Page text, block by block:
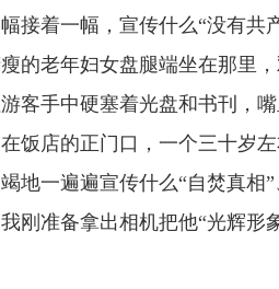
接着一幅，宣传什么“没有共
的老年妇女盘腿端坐在那里
客手中硬塞着光盘和书刊，
饭店的正门口，一个三十岁
地一遍遍宣传什么“自焚真相
刚准备拿出相机把他“光辉形